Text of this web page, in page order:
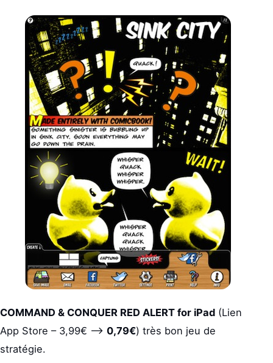
COMMAND & CONQUER RED ALERT for iPad (Lien
App Store – 3,99€ –> 0,79€) très bon jeu de
stratégie.